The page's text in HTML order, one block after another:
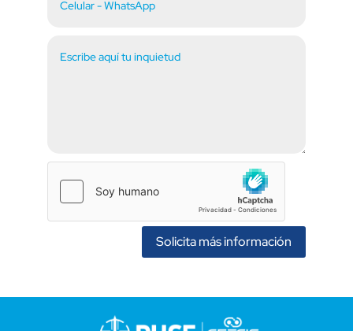
Solicita más información